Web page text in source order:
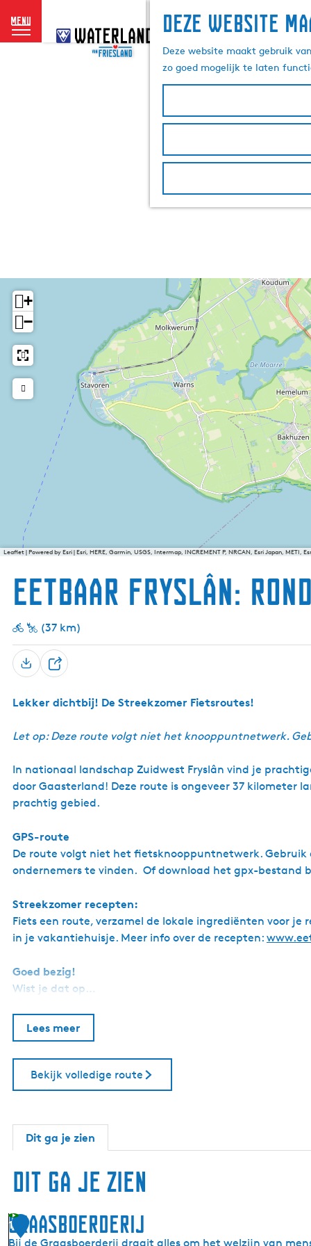
Deze website
Deze website maakt gebruik
zo goed mogelijk te laten
menu
G
a
e
+
−
Leaflet|Powered by Esri | Esri, HERE, Garmin, USGS, Intermap, INCREMENT P, NRCAN, Esri Japan,
Eetbaar Fryslân:
(37 km)
D
e
Lekker dichtbij! De Streekzomer Fietsroutes!
Let op: Deze route volgt niet het knooppuntnetwerk.
In nationaal landschap Zuidwest Fryslân vind je
door Gaasterland! Deze route is ongeveer 37 kilometer
prachtig gebied.
GPS-route
De route volgt niet het fietsknooppuntnetwerk. Gebruik
ondernemers te vinden. Of download het gpx-bestand
Streekzomer recepten:
Fiets een route, verzamel de lokale ingrediënten voor
in je vakantiehuisje. Meer info over de recepten:
Goed bezig!
Wist je dat op…
Lees meer
Bekijk volledige route
Dit ga je zien
Dit ga je zien
1
Graasboerderij
Bij de Graasboerderij draait alles om het welzijn van